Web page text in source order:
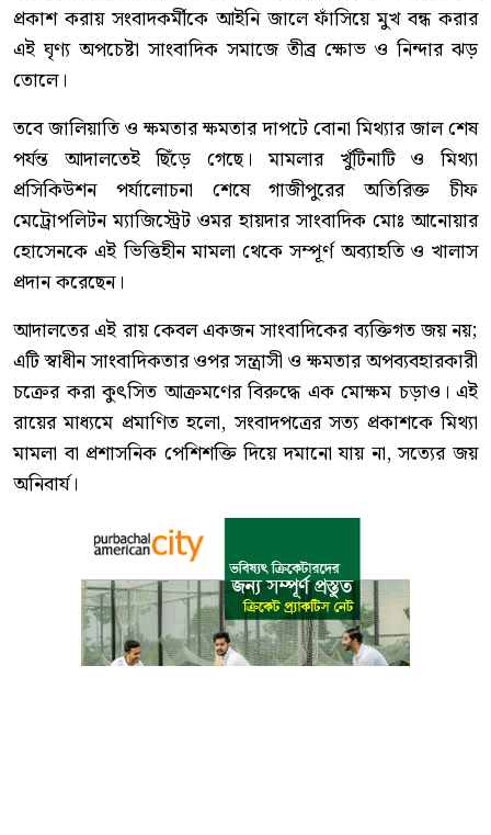
প্রকাশ করায় সংবাদকর্মীকে আইনি জালে ফাঁসিয়ে মুখ বন্ধ করার
এই ঘৃণ্য অপচেষ্টা সাংবাদিক সমাজে তীব্র ক্ষোভ ও নিন্দার ঝড়
তোলে।
তবে জালিয়াতি ও ক্ষমতার ক্ষমতার দাপটে বোনা মিথ্যার জাল শেষ
পর্যন্ত আদালতেই ছিঁড়ে গেছে। মামলার খুঁটিনাটি ও মিথ্যা
প্রসিকিউশন পর্যালোচনা শেষে গাজীপুরের অতিরিক্ত চীফ
মেট্রোপলিটন ম্যাজিস্ট্রেট ওমর হায়দার সাংবাদিক মোঃ আনোয়ার
হোসেনকে এই ভিত্তিহীন মামলা থেকে সম্পূর্ণ অব্যাহতি ও খালাস
প্রদান করেছেন।
আদালতের এই রায় কেবল একজন সাংবাদিকের ব্যক্তিগত জয় নয়;
এটি স্বাধীন সাংবাদিকতার ওপর সন্ত্রাসী ও ক্ষমতার অপব্যবহারকারী
চক্রের করা কুৎসিত আক্রমণের বিরুদ্ধে এক মোক্ষম চড়াও। এই
রায়ের মাধ্যমে প্রমাণিত হলো, সংবাদপত্রের সত্য প্রকাশকে মিথ্যা
মামলা বা প্রশাসনিক পেশিশক্তি দিয়ে দমানো যায় না, সত্যের জয়
অনিবার্য।